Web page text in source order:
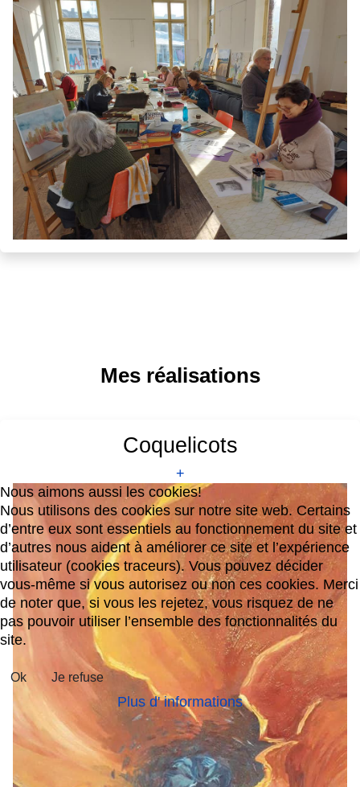
Mes réalisations
Coquelicots
+
Nous aimons aussi les cookies!
Nous utilisons des cookies sur notre site web. Certains
d’entre eux sont essentiels au fonctionnement du site et
d’autres nous aident à améliorer ce site et l’expérience
utilisateur (cookies traceurs). Vous pouvez décider
vous-même si vous autorisez ou non ces cookies. Merci
de noter que, si vous les rejetez, vous risquez de ne
pas pouvoir utiliser l’ensemble des fonctionnalités du
site.
Ok Je refuse
Plus d' informations